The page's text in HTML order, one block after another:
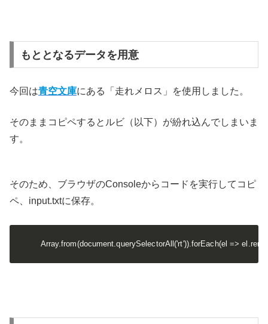
もととなるデータを用意
今回は青空文庫にある「走れメロス」を使用しました。
そのままコピペするとルビ（以下）が紛れ込んでしまいま
す。
そのため、ブラウザのConsoleからコードを実行してコピ
ペ、input.txtに保存。
Array.from(document.querySelectorAll('rt')).forEach(el =>